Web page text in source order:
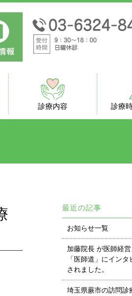
診療内容 診療
最近の記事
お知らせ一覧
加藤院長 が医師経
「医師道」にイン
されました。
埼玉県蕨市の訪問診